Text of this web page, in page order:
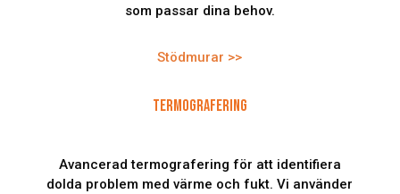
som passar dina behov.
Stödmurar >>
TERMOGRAFERING
Avancerad termografering för att identifiera
dolda problem med värme och fukt. Vi använder